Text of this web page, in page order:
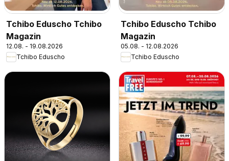
Tchibo Eduscho Tchibo
Magazin
12.08. - 19.08.2026
Tchibo Eduscho
Tchibo Eduscho Tchibo
Magazin
05.08. - 12.08.2026
Tchibo Eduscho